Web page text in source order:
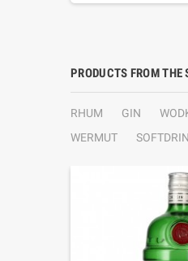
PRODUCTS FROM THE
RHUM GIN
WERMUT